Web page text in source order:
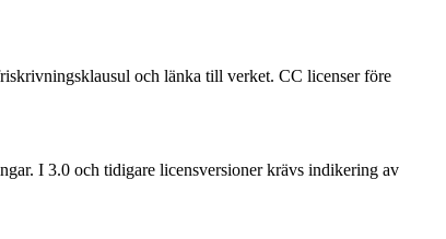
och länka till verket. CC licenser före
I 3.0 och tidigare licensversioner krävs indikering av